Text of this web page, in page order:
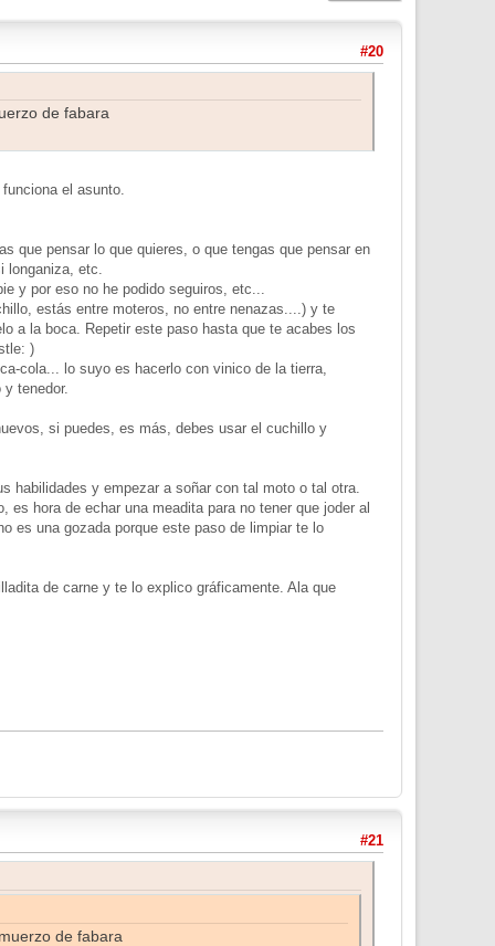
#20
de fabara
el asunto.
que pensar lo que quieres, o que tengas que pensar en
longaniza, etc.
y por eso no he podido seguiros, etc...
estás entre moteros, no entre nenazas....) y te
a la boca. Repetir este paso hasta que te acabes los
)
cola... lo suyo es hacerlo con vinico de la tierra,
tenedor.
si puedes, es más, debes usar el cuchillo y
habilidades y empezar a soñar con tal moto o tal otra.
hora de echar una meadita para no tener que joder al
es una gozada porque este paso de limpiar te lo
de carne y te lo explico gráficamente. Ala que
#21
de fabara